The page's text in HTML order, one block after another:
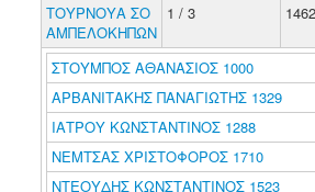
ΤΟΥΡΝΟΥΑ ΣΟ
ΑΜΠΕΛΟΚΗΠΩΝ
1 / 3 1462
ΣΤΟΥΜΠΟΣ ΑΘΑΝΑΣΙΟΣ 1000
ΑΡΒΑΝΙΤΑΚΗΣ ΠΑΝΑΓΙΩΤΗΣ 1329
ΙΑΤΡΟΥ ΚΩΝΣΤΑΝΤΙΝΟΣ 1288
ΝΕΜΤΣΑΣ ΧΡΙΣΤΟΦΟΡΟΣ 1710
ΝΤΕΟΥΔΗΣ ΚΩΝΣΤΑΝΤΙΝΟΣ 1523